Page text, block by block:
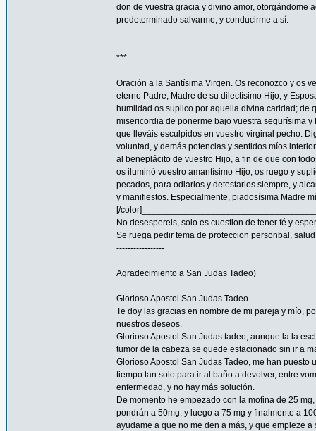
don de vuestra gracia y divino amor, otorgándome
predeterminado salvarme, y conducirme a sí.
***
Oración a la Santísima Virgen. Os reconozco y os
eterno Padre, Madre de su dilectísimo Hijo, y
humildad os suplico por aquella divina caridad; de
misericordia de ponerme bajo vuestra segurísima
que lleváis esculpidos en vuestro virginal pecho.
voluntad, y demás potencias y sentidos míos
al beneplácito de vuestro Hijo, a fin de que con
os iluminó vuestro amantísimo Hijo, os ruego y
pecados, para odiarlos y detestarlos siempre, y
y manifiestos. Especialmente, piadosísima Madre
[/
No desespereis, solo es cuestion de tener fé y
Se ruega pedir tema de proteccion personbal,
-----------------
Agradecimiento a San Judas Tadeo)
Glorioso Apostol San Judas Tadeo.
Te doy las gracias en nombre de mi pareja y mío,
nuestros deseos.
Glorioso Apostol San Judas tadeo, aunque la la
tumor de la cabeza se quede estacionado sin ir a
Glorioso Apostol San Judas Tadeo, me han
tiempo tan solo para ir al baño a devolver, entre
enfermedad, y no hay más solución.
De momento he empezado con la mofina de 25
pondrán a 50mg, y luego a 75 mg y finalmente a
ayudame a que no me den a más, y que empieze